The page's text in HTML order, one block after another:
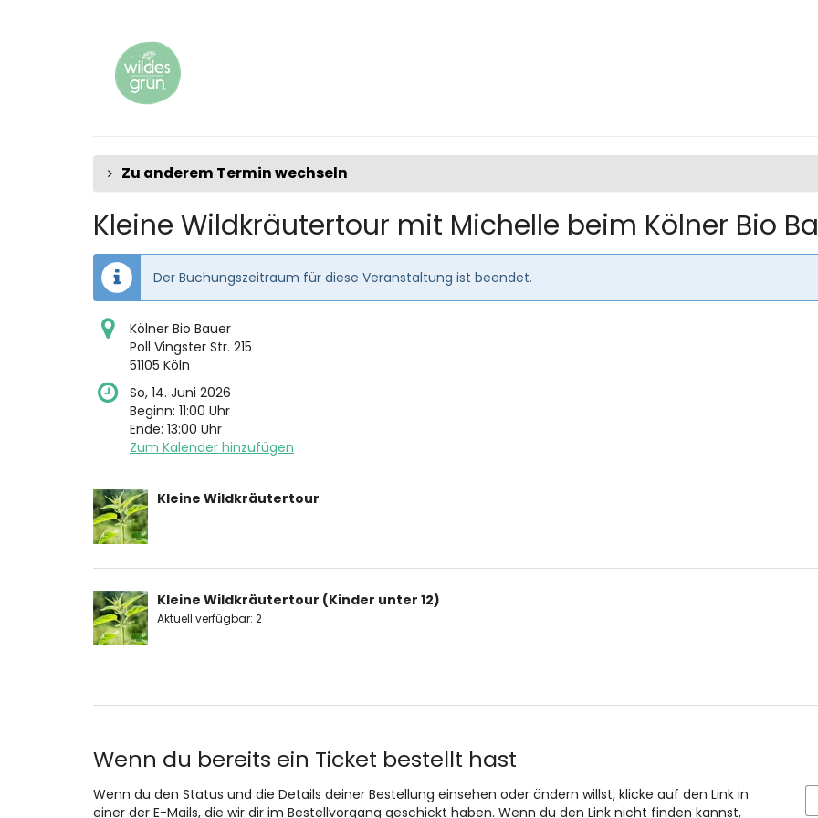
Zu anderem Termin wechseln
Kleine Wildkräutertour mit Michelle beim Kölner Bio
Der Buchungszeitraum für diese Veranstaltung ist beendet.
Kölner Bio Bauer
Poll Vingster Str. 215
51105 Köln
So, 14. Juni 2026
Beginn: 11:00 Uhr
Ende: 13:00 Uhr
Zum Kalender hinzufügen
Produkte
Unkategorisierte
Produkte
Kleine Wildkräutertour
Kleine Wildkräutertour (Kinder unter 12)
Aktuell verfügbar: 2
Wenn du bereits ein Ticket bestellt hast
Wenn du den Status und die Details deiner Bestellung einsehen oder ändern willst, klicke auf den Link in
einer der E-Mails, die wir dir im Bestellvorgang geschickt haben. Wenn du den Link nicht finden kannst,